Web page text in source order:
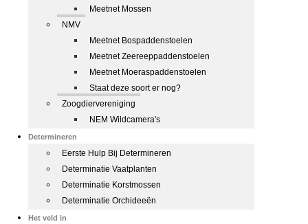
Meetnet Mossen
NMV
Meetnet Bospaddenstoelen
Meetnet Zeereeppaddenstoelen
Meetnet Moeraspaddenstoelen
Staat deze soort er nog?
Zoogdiervereniging
NEM Wildcamera's
Determineren
Eerste Hulp Bij Determineren
Determinatie Vaatplanten
Determinatie Korstmossen
Determinatie Orchideeën
Het veld in